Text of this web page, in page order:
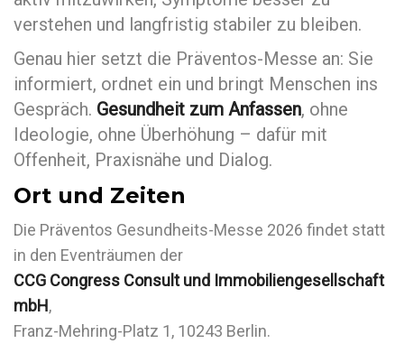
verstehen und langfristig stabiler zu bleiben.
Genau hier setzt die Präventos-Messe an: Sie
informiert, ordnet ein und bringt Menschen ins
Gespräch. Gesundheit zum Anfassen, ohne
Ideologie, ohne Überhöhung – dafür mit
Offenheit, Praxisnähe und Dialog.
Ort und Zeiten
Die Präventos Gesundheits-Messe 2026 findet statt
in den Eventräumen der
CCG Congress Consult und Immobiliengesellschaft
mbH,
Franz-Mehring-Platz 1, 10243 Berlin.